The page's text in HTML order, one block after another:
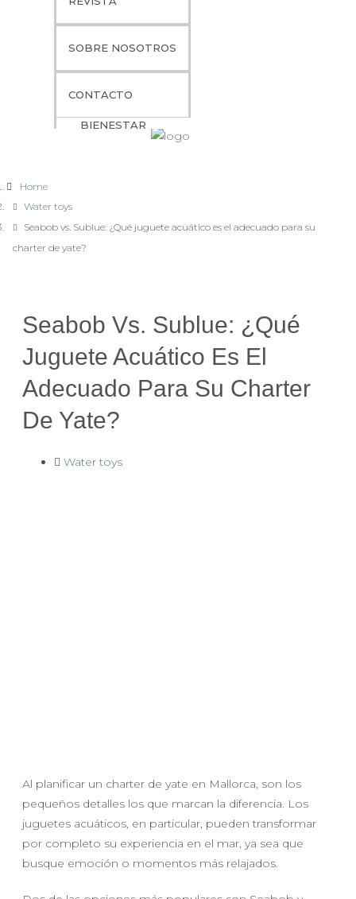
ITINERARIOS
GUÍA DE CHÁRTER NAUTICO
BIENESTAR
SOBRE NOSOTROS
CONTACTO
Home
Water toys
Seabob vs. Sublue: ¿Qué juguete acuático es el adecuado para su
charter de yate?
Seabob Vs. Sublue: ¿Qué
Juguete Acuático Es El
Adecuado Para Su Charter
De Yate?
Water toys
Al planificar un charter de yate en Mallorca, son los
pequeños detalles los que marcan la diferencia. Los
juguetes acuáticos, en particular, pueden transformar
por completo su experiencia en el mar, ya sea que
busque emoción o momentos más relajados.